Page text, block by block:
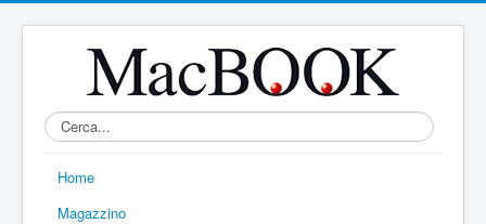
Home
Magazzino